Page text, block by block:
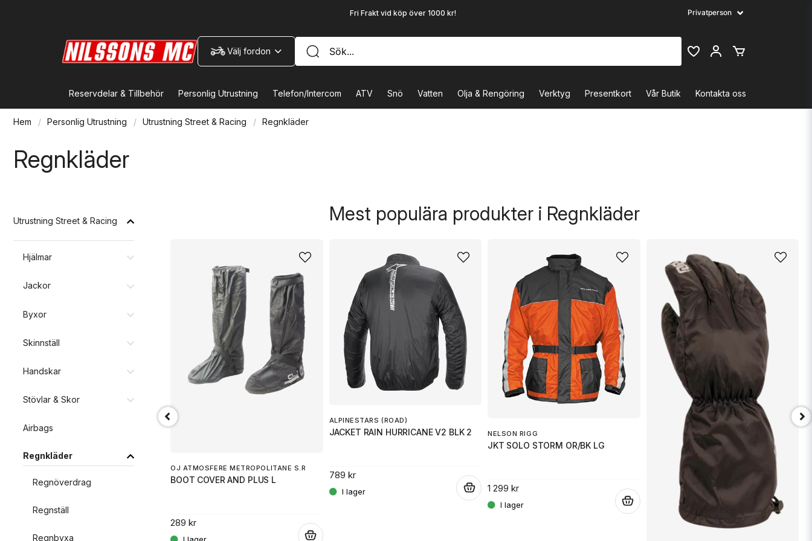
Fri Frakt vid köp över 1000 kr!
Välj fordon
Reservdelar & Tillbehör Personlig Utrustning Telefon/Intercom ATV Snö Vatten Olja & Rengöring Verktyg Presentkort Vår Butik Kontakta oss
Hem Personlig Utrustning Utrustning Street & Racing Regnkläder
Regnkläder
Utrustning Street & Racing
Hjälmar
Jackor
Byxor
Skinnställ
Handskar
Stövlar & Skor
Airbags
Regnkläder
Regnöverdrag
Regnställ
Regnbyxa
Mest populära produkter i Regnkläder
SIMPLE RAINCOMBI SVART/GUL 2XL
1 199 kr
OJ ATMOSFERE METROPOLITANE S.R
BOOT COVER AND PLUS L
289 kr
ALPINESTARS (ROAD)
JACKET RAIN HURRICANE V2 BLK 2
789 kr
NELSON RIGG
JKT SOLO STORM OR/BK LG
1 299 kr